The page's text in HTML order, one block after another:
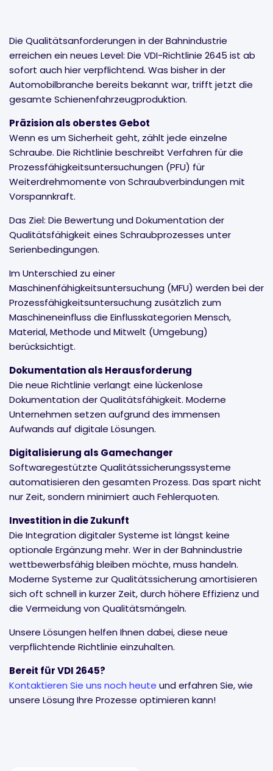
Die Qualitätsanforderungen in der Bahnindustrie
erreichen ein neues Level: Die VDI-Richtlinie 2645 ist ab
sofort auch hier verpflichtend. Was bisher in der
Automobilbranche bereits bekannt war, trifft jetzt die
gesamte Schienenfahrzeugproduktion.
Präzision als oberstes Gebot
Wenn es um Sicherheit geht, zählt jede einzelne
Schraube. Die Richtlinie beschreibt Verfahren für die
Prozessfähigkeitsuntersuchungen (PFU) für
Weiterdrehmomente von Schraubverbindungen mit
Vorspannkraft.
Das Ziel: Die Bewertung und Dokumentation der
Qualitätsfähigkeit eines Schraubprozesses unter
Serienbedingungen.
Im Unterschied zu einer
Maschinenfähigkeitsuntersuchung (MFU) werden bei der
Prozessfähigkeitsuntersuchung zusätzlich zum
Maschineneinfluss die Einflusskategorien Mensch,
Material, Methode und Mitwelt (Umgebung)
berücksichtigt.
Dokumentation als Herausforderung
Die neue Richtlinie verlangt eine lückenlose
Dokumentation der Qualitätsfähigkeit. Moderne
Unternehmen setzen aufgrund des immensen
Aufwands auf digitale Lösungen.
Digitalisierung als Gamechanger
Softwaregestützte Qualitätssicherungssysteme
automatisieren den gesamten Prozess. Das spart nicht
nur Zeit, sondern minimiert auch Fehlerquoten.
Investition in die Zukunft
Die Integration digitaler Systeme ist längst keine
optionale Ergänzung mehr. Wer in der Bahnindustrie
wettbewerbsfähig bleiben möchte, muss handeln.
Moderne Systeme zur Qualitätssicherung amortisieren
sich oft schnell in kurzer Zeit, durch höhere Effizienz und
die Vermeidung von Qualitätsmängeln.
Unsere Lösungen helfen Ihnen dabei, diese neue
verpflichtende Richtlinie einzuhalten.
Bereit für VDI 2645?
Kontaktieren Sie uns noch heute und erfahren Sie, wie
unsere Lösung Ihre Prozesse optimieren kann!